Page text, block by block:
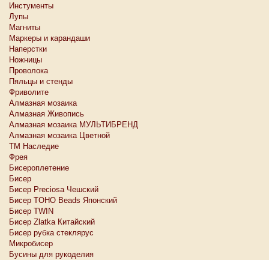
Инстументы
Лупы
Магниты
Маркеры и карандаши
Наперстки
Ножницы
Проволока
Пяльцы и стенды
Фриволите
Алмазная мозаика
Алмазная Живопись
Алмазная мозаика МУЛЬТИБРЕНД
Алмазная мозаика Цветной
ТМ Наследие
Фрея
Бисероплетение
Бисер
Бисер Preciosa Чешский
Бисер TOHO Beads Японский
Бисер TWIN
Бисер Zlatka Китайский
Бисер рубка стеклярус
Микробисер
Бусины для рукоделия